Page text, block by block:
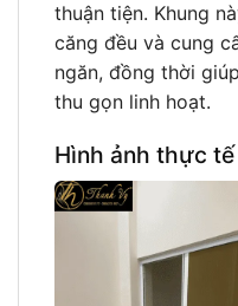
thuận tiện. Khung
căng đều và cung
ngăn, đồng thời
thu gọn linh hoạt.
Hình ảnh thực